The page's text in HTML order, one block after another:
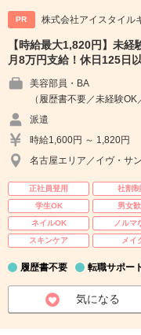
PR 株式会社アイスタイル
【時給最大1,820円】未
月8万円支給！休日125日
美容部員・BA
（履歴書不要／未経験
派遣
時給1,600円 ～ 1,820円
名古屋エリア／イヴ・サ
正社員登用 社割
学生OK
男女
ネイルOK
ノルマ
スキンケア
メイ
履歴書不要 転職サポー
気になる